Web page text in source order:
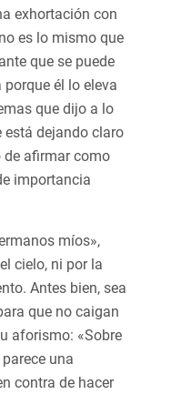
exhortación con
es lo mismo que
que se puede
porque él lo eleva
que dijo a lo
está dejando claro
de afirmar como
importancia
míos»,
cielo, ni por la
Antes bien, sea
que no caigan
aforismo: «Sobre
una
contra de hacer